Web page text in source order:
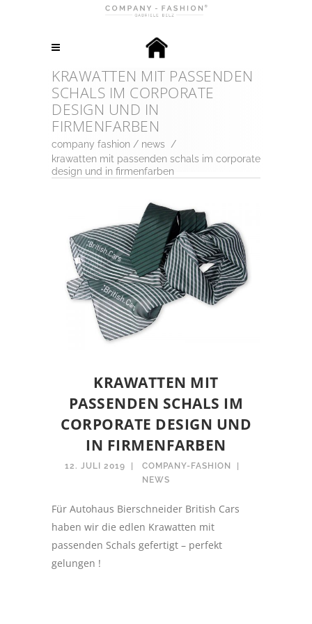
KRAWATTEN MIT PASSENDEN
SCHALS IM CORPORATE
DESIGN UND IN
FIRMENFARBEN
company fashion / news /
krawatten mit passenden schals im corporate
design und in firmenfarben
KRAWATTEN MIT
PASSENDEN SCHALS IM
CORPORATE DESIGN UND
IN FIRMENFARBEN
12. JULI 2019
COMPANY-FASHION
NEWS
Für Autohaus Bierschneider British Cars
haben wir die edlen Krawatten mit
passenden Schals gefertigt – perfekt
gelungen !